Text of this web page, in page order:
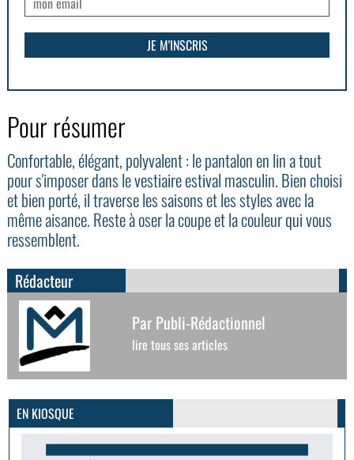
Pour résumer
Confortable, élégant, polyvalent : le pantalon en lin a tout
pour s'imposer dans le vestiaire estival masculin. Bien choisi
et bien porté, il traverse les saisons et les styles avec la
même aisance. Reste à oser la coupe et la couleur qui vous
ressemblent.
Rédacteur
Par Publi-Rédactionnel
lire tous ses articles
EN KIOSQUE PLUS D'INFOS